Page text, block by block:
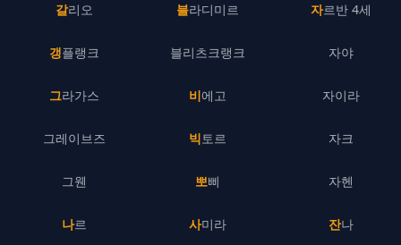
갈리오
갱플랭크
그라가스
그레이브즈
그웬
나르
블라디미르
블리츠크랭크
비에고
빅토르
뽀삐
사미라
자르반 4세
자야
자이라
자크
자헨
잔나